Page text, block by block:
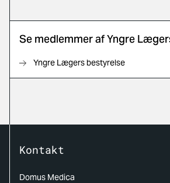
Se medlemmer af Yngre
Yngre Lægers bestyrelse
Kontakt
Domus Medica